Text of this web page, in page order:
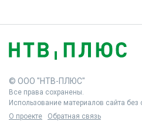
© ООО "НТВ-ПЛЮС"
Все права сохранены.
Использование материалов сайта
О проекте
Обратная связь